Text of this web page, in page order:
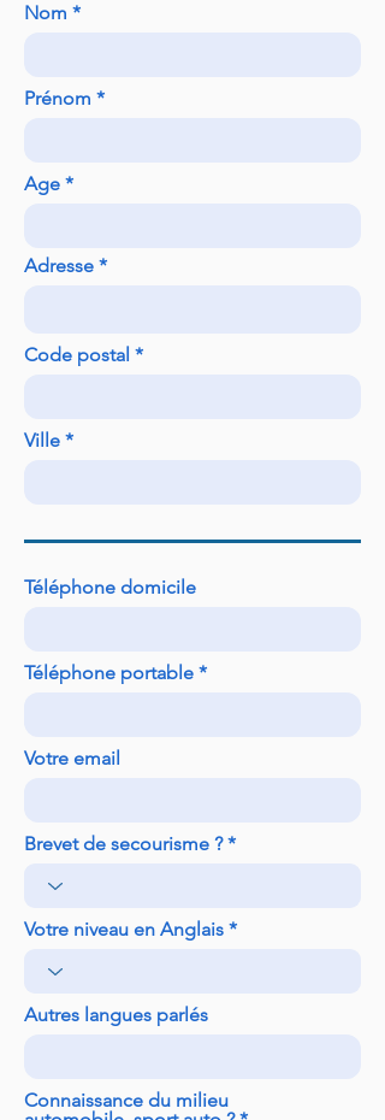
Nom
Prénom
Age
Adresse
Code postal
Ville
Téléphone domicile
Téléphone portable
Votre email
Brevet de secourisme ?
Votre niveau en Anglais
Autres langues parlés
Connaissance du milieu